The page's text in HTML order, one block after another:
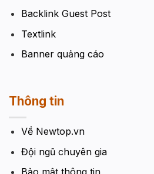
Backlink Guest Post
Textlink
Banner quảng cáo
Thông tin
Về Newtop.vn
Đội ngũ chuyên gia